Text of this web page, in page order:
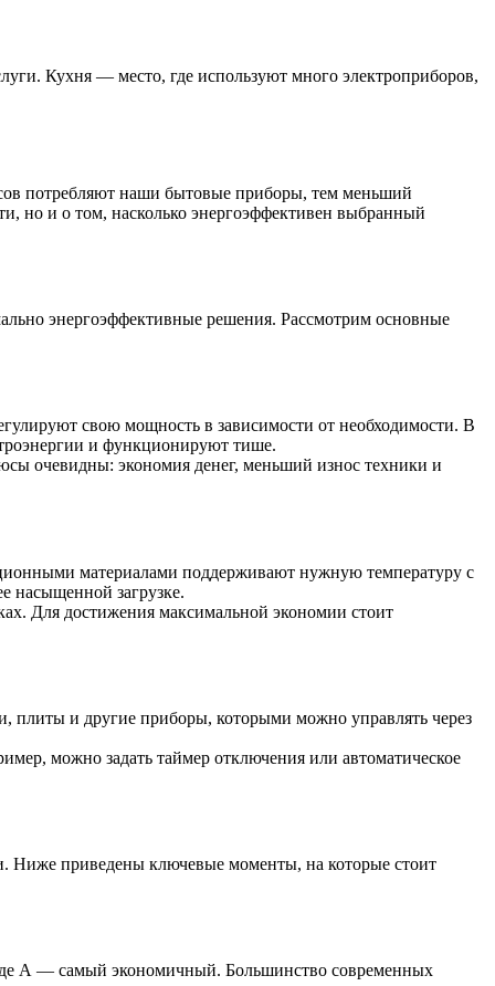
Кухня — место, где используют много электроприборов,
потребляют наши бытовые приборы, тем меньший
но и о том, насколько энергоэффективен выбранный
энергоэффективные решения. Рассмотрим основные
свою мощность в зависимости от необходимости. В
и функционируют тише.
очевидны: экономия денег, меньший износ техники и
материалами поддерживают нужную температуру с
насыщенной загрузке.
Для достижения максимальной экономии стоит
плиты и другие приборы, которыми можно управлять через
можно задать таймер отключения или автоматическое
Ниже приведены ключевые моменты, на которые стоит
А — самый экономичный. Большинство современных